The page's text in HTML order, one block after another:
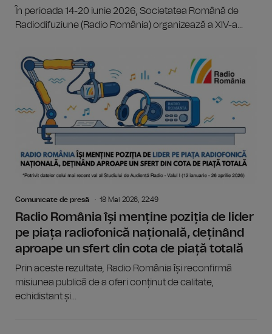
În perioada 14-20 iunie 2026, Societatea Română de
Radiodifuziune (Radio România) organizează a XIV-a...
Comunicate de presă 18 Mai 2026, 22:49
Radio România își menține poziția de lider
pe piața radiofonică națională, deținând
aproape un sfert din cota de piață totală
Prin aceste rezultate, Radio România își reconfirmă
misiunea publică de a oferi conținut de calitate,
echidistant și...